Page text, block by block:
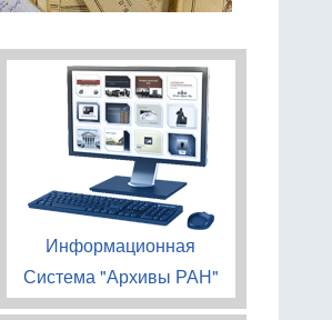
Информационная
Система "Архивы РАН"